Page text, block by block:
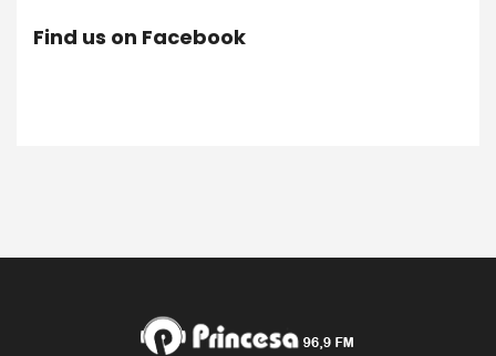
Find us on Facebook